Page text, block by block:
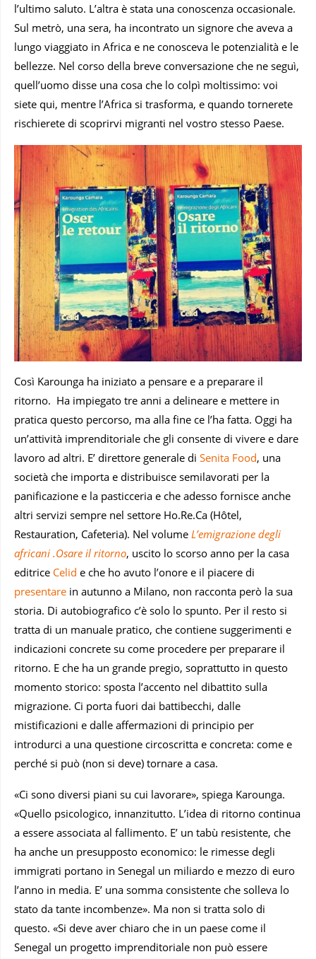
l’ultimo saluto. L’altra è stata una conoscenza occasionale.
Sul metrò, una sera, ha incontrato un signore che aveva a
lungo viaggiato in Africa e ne conosceva le potenzialità e le
bellezze. Nel corso della breve conversazione che ne seguì,
quell’uomo disse una cosa che lo colpì moltissimo: voi
siete qui, mentre l’Africa si trasforma, e quando tornerete
rischierete di scoprirvi migranti nel vostro stesso Paese.
Così Karounga ha iniziato a pensare e a preparare il
ritorno. Ha impiegato tre anni a delineare e mettere in
pratica questo percorso, ma alla fine ce l’ha fatta. Oggi ha
un’attività imprenditoriale che gli consente di vivere e dare
lavoro ad altri. E’ direttore generale di Senita Food, una
società che importa e distribuisce semilavorati per la
panificazione e la pasticceria e che adesso fornisce anche
altri servizi sempre nel settore Ho.Re.Ca (Hôtel,
Restauration, Cafeteria). Nel volume L’emigrazione degli
africani .Osare il ritorno, uscito lo scorso anno per la casa
editrice Celid e che ho avuto l’onore e il piacere di
presentare in autunno a Milano, non racconta però la sua
storia. Di autobiografico c’è solo lo spunto. Per il resto si
tratta di un manuale pratico, che contiene suggerimenti e
indicazioni concrete su come procedere per preparare il
ritorno. E che ha un grande pregio, soprattutto in questo
momento storico: sposta l’accento nel dibattito sulla
migrazione. Ci porta fuori dai battibecchi, dalle
mistificazioni e dalle affermazioni di principio per
introdurci a una questione circoscritta e concreta: come e
perché si può (non si deve) tornare a casa.
«Ci sono diversi piani su cui lavorare», spiega Karounga.
«Quello psicologico, innanzitutto. L’idea di ritorno continua
a essere associata al fallimento. E’ un tabù resistente, che
ha anche un presupposto economico: le rimesse degli
immigrati portano in Senegal un miliardo e mezzo di euro
l’anno in media. E’ una somma consistente che solleva lo
stato da tante incombenze». Ma non si tratta solo di
questo. «Si deve aver chiaro che in un paese come il
Senegal un progetto imprenditoriale non può essere